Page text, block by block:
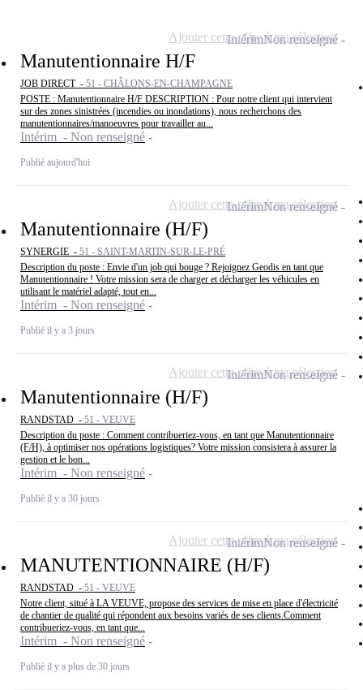
Manutentionnaire H/F
JOB DIRECT - 51 - CHÂLONS-EN-CHAMPAGNE
POSTE : Manutentionnaire H/F DESCRIPTION : Pour notre client qui intervient
sur des zones sinistrées (incendies ou inondations), nous recherchons des
manutentionnaires/manoeuvres pour travailler au...
Intérim - Non renseigné
Publié aujourd'hui
IntérimNon renseigné
Ajouter cette offre à ma sélection
Manutentionnaire (H/F)
SYNERGIE - 51 - SAINT-MARTIN-SUR-LE-PRÉ
Description du poste : Envie d'un job qui bouge ? Rejoignez Geodis en tant que
Manutentionnaire ! Votre mission sera de charger et décharger les véhicules en
utilisant le matériel adapté, tout en...
Intérim - Non renseigné
Publié il y a 3 jours
IntérimNon renseigné
Ajouter cette offre à ma sélection
Manutentionnaire (H/F)
RANDSTAD - 51 - VEUVE
Description du poste : Comment contribueriez-vous, en tant que Manutentionnaire
(F/H), à optimiser nos opérations logistiques? Votre mission consistera à assurer la
gestion et le bon...
Intérim - Non renseigné
Publié il y a 30 jours
IntérimNon renseigné
Ajouter cette offre à ma sélection
MANUTENTIONNAIRE (H/F)
RANDSTAD - 51 - VEUVE
Notre client, situé à LA VEUVE, propose des services de mise en place d'électricité
de chantier de qualité qui répondent aux besoins variés de ses clients.Comment
contribueriez-vous, en tant que...
Intérim - Non renseigné
Publié il y a plus de 30 jours
IntérimNon renseigné
Ajouter cette offre à ma sélection